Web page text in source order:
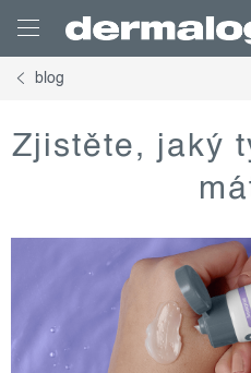
obsah
blog
Zjistěte, jaký